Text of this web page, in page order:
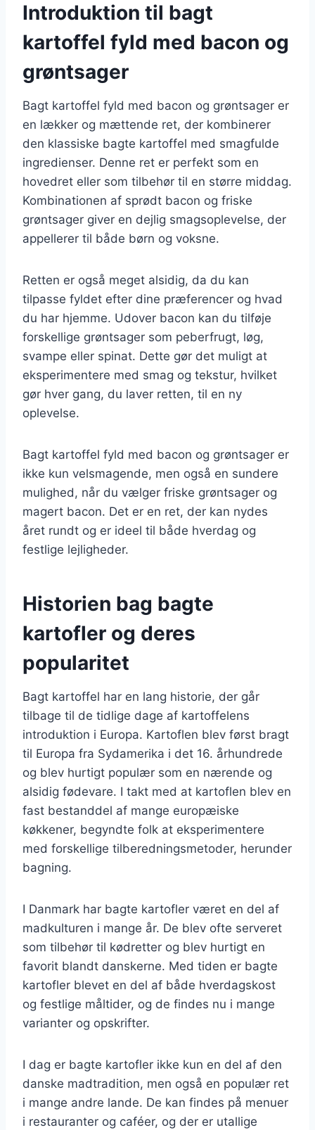
Introduktion til bagt
kartoffel fyld med bacon og
grøntsager
Bagt kartoffel fyld med bacon og grøntsager er
en lækker og mættende ret, der kombinerer
den klassiske bagte kartoffel med smagfulde
ingredienser. Denne ret er perfekt som en
hovedret eller som tilbehør til en større middag.
Kombinationen af sprødt bacon og friske
grøntsager giver en dejlig smagsoplevelse, der
appellerer til både børn og voksne.
Retten er også meget alsidig, da du kan
tilpasse fyldet efter dine præferencer og hvad
du har hjemme. Udover bacon kan du tilføje
forskellige grøntsager som peberfrugt, løg,
svampe eller spinat. Dette gør det muligt at
eksperimentere med smag og tekstur, hvilket
gør hver gang, du laver retten, til en ny
oplevelse.
Bagt kartoffel fyld med bacon og grøntsager er
ikke kun velsmagende, men også en sundere
mulighed, når du vælger friske grøntsager og
magert bacon. Det er en ret, der kan nydes
året rundt og er ideel til både hverdag og
festlige lejligheder.
Historien bag bagte
kartofler og deres
popularitet
Bagt kartoffel har en lang historie, der går
tilbage til de tidlige dage af kartoffelens
introduktion i Europa. Kartoflen blev først bragt
til Europa fra Sydamerika i det 16. århundrede
og blev hurtigt populær som en nærende og
alsidig fødevare. I takt med at kartoflen blev en
fast bestanddel af mange europæiske
køkkener, begyndte folk at eksperimentere
med forskellige tilberedningsmetoder, herunder
bagning.
I Danmark har bagte kartofler været en del af
madkulturen i mange år. De blev ofte serveret
som tilbehør til kødretter og blev hurtigt en
favorit blandt danskerne. Med tiden er bagte
kartofler blevet en del af både hverdagskost
og festlige måltider, og de findes nu i mange
varianter og opskrifter.
I dag er bagte kartofler ikke kun en del af den
danske madtradition, men også en populær ret
i mange andre lande. De kan findes på menuer
i restauranter og caféer, og der er utallige